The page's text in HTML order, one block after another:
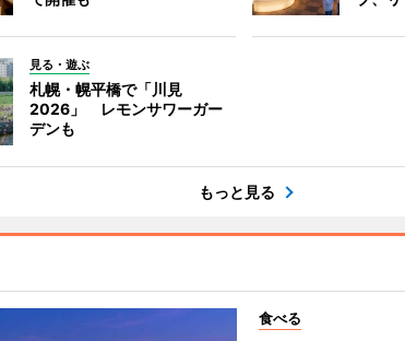
見る・遊ぶ
札幌・幌平橋で「川見
2026」 レモンサワーガー
デンも
もっと見る
食べる